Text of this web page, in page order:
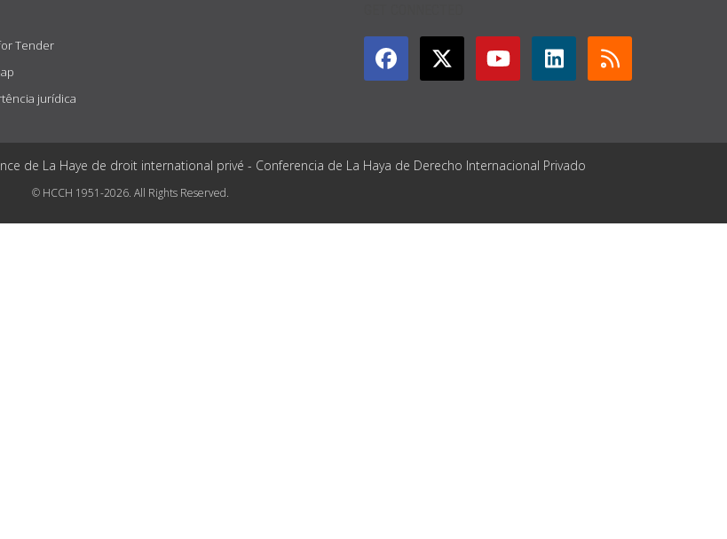
Tender
jurídica
de La Haye de droit international privé - Conferencia de La Haya de Derecho Internacional Privado
© HCCH 1951-2026. All Rights Reserved.